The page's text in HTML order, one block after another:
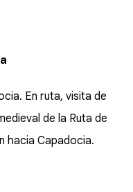
En ruta, visita de
de la Ruta de
hacia Capadocia.